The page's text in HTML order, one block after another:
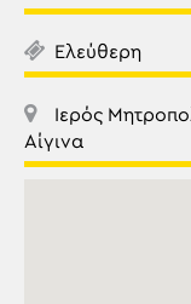
Ελεύθερη
Ιερός
Αίγινα